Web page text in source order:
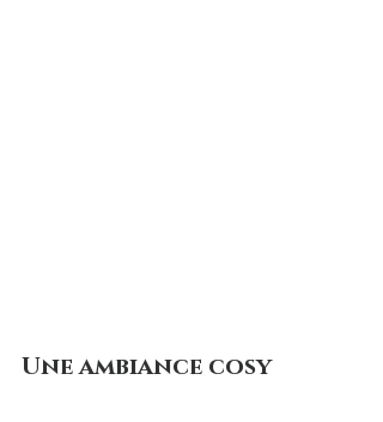
Une ambiance cosy